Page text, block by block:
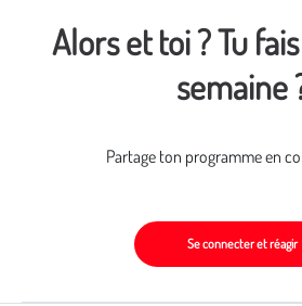
Alors et toi ? Tu
semaine
Partage ton programme en
Se connecter et réagir